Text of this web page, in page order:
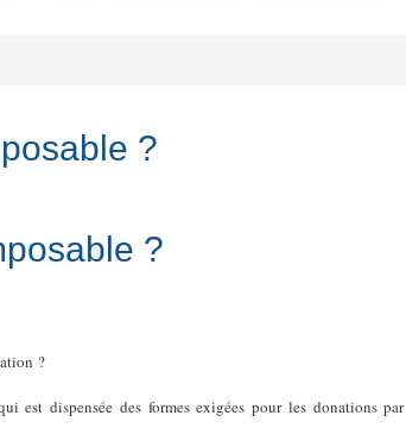
?
?
?
est dispensée des formes exigées pour les donations par